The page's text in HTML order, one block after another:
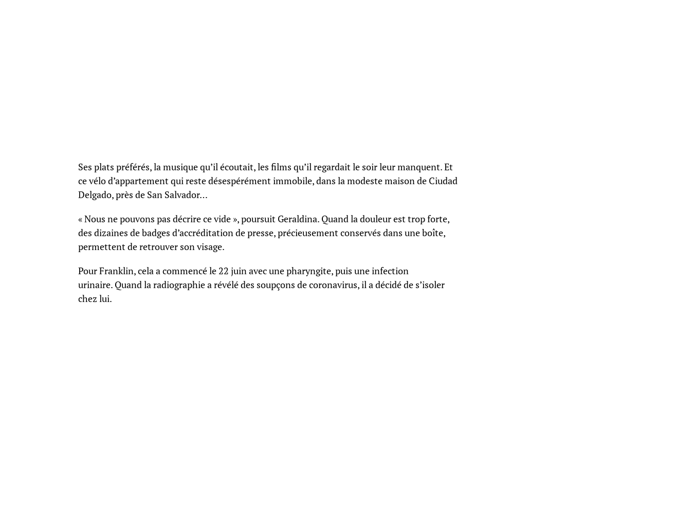
Ses plats préférés, la musique qu’il écoutait, les films qu’il regardait le soir leur manquent. Et
ce vélo d’appartement qui reste désespérément immobile, dans la modeste maison de Ciudad
Delgado, près de San Salvador…
« Nous ne pouvons pas décrire ce vide », poursuit Geraldina. Quand la douleur est trop forte,
des dizaines de badges d’accréditation de presse, précieusement conservés dans une boîte,
permettent de retrouver son visage.
Pour Franklin, cela a commencé le 22 juin avec une pharyngite, puis une infection
urinaire. Quand la radiographie a révélé des soupçons de coronavirus, il a décidé de s’isoler
chez lui.